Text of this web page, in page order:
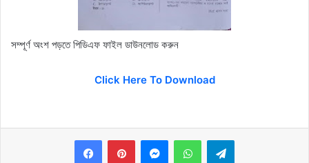
সম্পূর্ণ অংশ পড়তে পিডিএফ ফাইল ডাউনলোড করুন
Click Here To Download
MessengerWhatsAppTelegram